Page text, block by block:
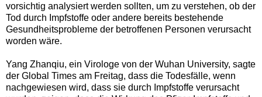
vorsichtig analysiert werden sollten, um zu verstehen, ob der
Tod durch Impfstoffe oder andere bereits bestehende
Gesundheitsprobleme der betroffenen Personen verursacht
worden wäre.
Yang Zhanqiu, ein Virologe von der Wuhan University, sagte
der Global Times am Freitag, dass die Todesfälle, wenn
nachgewiesen wird, dass sie durch Impfstoffe verursacht